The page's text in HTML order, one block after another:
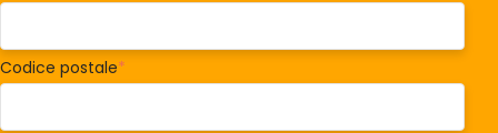
Codice postale*